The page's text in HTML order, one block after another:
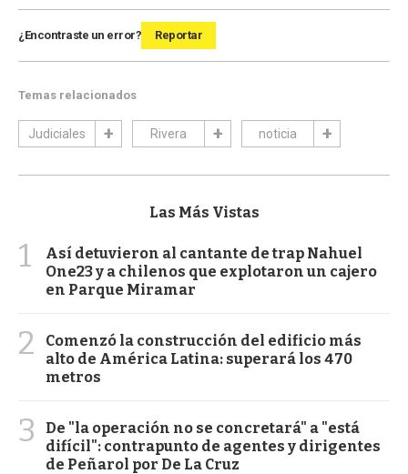
¿Encontraste un error? Reportar
Temas relacionados
Judiciales Rivera noticia
Las Más Vistas
1
Así detuvieron al cantante de trap Nahuel
One23 y a chilenos que explotaron un cajero
en Parque Miramar
2
Comenzó la construcción del edificio más
alto de América Latina: superará los 470
metros
3
De "la operación no se concretará" a "está
difícil": contrapunto de agentes y dirigentes
de Peñarol por De La Cruz